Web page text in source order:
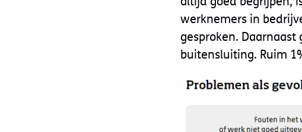
werknemers in
gesproken.
buitensluiting. Ruim